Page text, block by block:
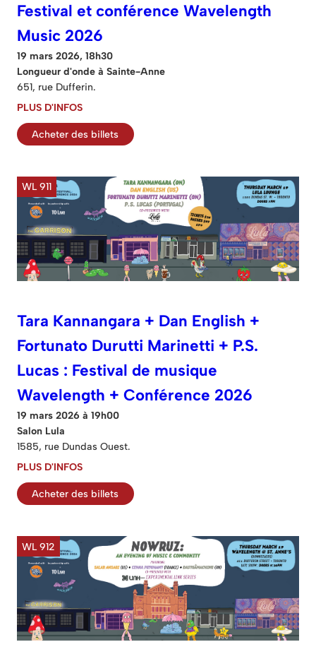
Festival et conférence Wavelength
Music 2026
19 mars 2026, 18h30
Longueur d'onde à Sainte-Anne
651, rue Dufferin.
PLUS D'INFOS
Acheter des billets
WL 911
Tara Kannangara + Dan English +
Fortunato Durutti Marinetti + P.S.
Lucas : Festival de musique
Wavelength + Conférence 2026
19 mars 2026 à 19h00
Salon Lula
1585, rue Dundas Ouest.
PLUS D'INFOS
Acheter des billets
WL 912